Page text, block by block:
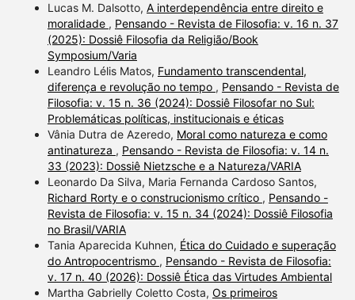
Lucas M. Dalsotto, A interdependência entre direito e
moralidade , Pensando - Revista de Filosofia: v. 16 n. 37
(2025): Dossiê Filosofia da Religião/Book
Symposium/Varia
Leandro Lélis Matos, Fundamento transcendental,
diferença e revolução no tempo , Pensando - Revista de
Filosofia: v. 15 n. 36 (2024): Dossiê Filosofar no Sul:
Problemáticas políticas, institucionais e éticas
Vânia Dutra de Azeredo, Moral como natureza e como
antinatureza , Pensando - Revista de Filosofia: v. 14 n.
33 (2023): Dossiê Nietzsche e a Natureza/VARIA
Leonardo Da Silva, Maria Fernanda Cardoso Santos,
Richard Rorty e o construcionismo crítico , Pensando -
Revista de Filosofia: v. 15 n. 34 (2024): Dossiê Filosofia
no Brasil/VARIA
Tania Aparecida Kuhnen, Ética do Cuidado e superação
do Antropocentrismo , Pensando - Revista de Filosofia:
v. 17 n. 40 (2026): Dossiê Ética das Virtudes Ambiental
Martha Gabrielly Coletto Costa, Os primeiros